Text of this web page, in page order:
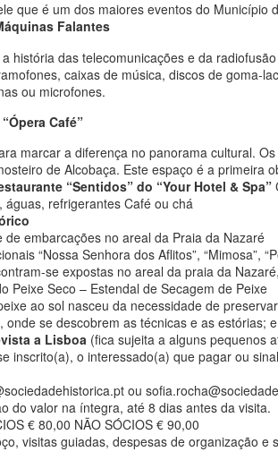
que é um dos maiores eventos do
Falantes
história das telecomunicações e da
caixas de música, discos de goma-
ou microfones.
Café”
marcar a diferença no panorama cultural.
de Alcobaça. Este espaço é a primeira
“Sentidos” do “Your Hotel & Spa”
águas, refrigerantes Café ou chá
de embarcações no areal da Praia da Nazaré
“Nossa Senhora dos Aflitos”, “Mimosa”,
se expostas no areal da praia da
Peixe Seco – Estendal de Secagem de Peixe
ao sol nasceu da necessidade de
onde se descobrem as técnicas e as
a Lisboa (fica sujeita a alguns pequenos
inscrito(a), o interessado(a) que pagar ou
ou
do valor na íntegra, até 8 dias antes da visita.
€ 80,00 NÃO SÓCIOS € 90,00
visitas guiadas, despesas de organização